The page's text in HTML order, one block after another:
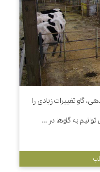
گاو تغییرات زیادی را
به گاوها در ...